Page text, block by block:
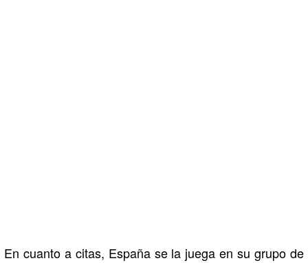
En cuanto a citas, España se la juega en su grupo de